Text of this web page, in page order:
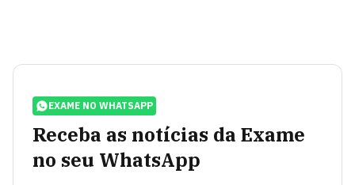
EXAME NO WHATSAPP
Receba as notícias da Exame
no seu WhatsApp